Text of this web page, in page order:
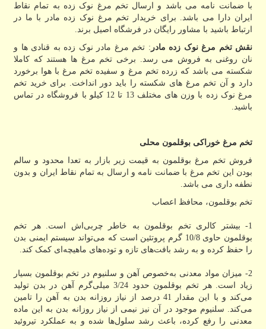
با ضمانت نامه می باشد و ارسال تخم مرغ نوک زده به تمام نقاط
ایران دارا می باشد. برای خریدار تخم مرغ نوک زده مادر با ما در
ارتباط باشید با مشاور رایگان در فرشگاه اصیل برند.
نقش تخم مرغ نوک زده مادر : تخم مرغ مادر نوک زده به قنادی ها و
نان روغنی به فروش می رسد. برخی تخم مرغ ها هستند که کاملا
شکسته می باشد که زرده تخم مرغ و سفیده تخم مرغ با هوا برخورد
دارد و آن تخم مرغ های شکسته را باید دور انداخت. برای خرید تخم
مرغ نوک زده با وزن های مختلف 13 تا 12 کیلو با فروشگاه در تماس
باشید.
تخم مرغ خوراکی بوقلمون محلی
فروش تخم مرغ بوقلمون به قیمت زیر بازار به تعدا محدود و سالم
بودن این تخم مرغ با ضمانت نامه و ارسال به تمام نقاط ایران و بدون
نطفه داری می باشد.
تخم بوقلمون، محافظ اعصاب
1- بیشتر کالری تخم بوقلمون به خاطر چربی‌اش است. هر تخم
بوقلمون حاوی 10/8 گرم پروتئین است که می‌تواند سیستم ایمنی بدن
را حفظ کرده و به رشد بافت‌های تازه و توده‌های ماهیچه‌ای کمک کند.
2- میزان مواد معدنی به‌خصوص آهن و سلنیوم در تخم بوقلمون بسیار
زیاد است. هر تخم بوقلمون حدود 3/24 میلی‌گرم آهن در بدن تولید
می‌کند و با این مقدار 41 درصد از نیاز روزانه بدن به آهن را تامین
می‌کند. سلنیوم موجود در آن نیز نیمی از نیاز روزانه بدن به این ماده
معدنی را رفع کرده، باعث رشد سلول‌ها شده و به عملکرد تیروئید